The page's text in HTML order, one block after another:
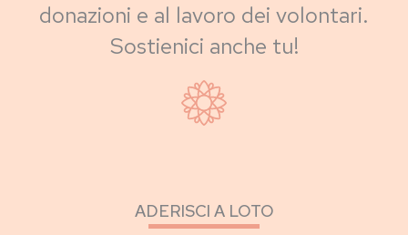
donazioni e al lavoro dei volontari.
Sostienici anche tu!
ADERISCI A LOTO